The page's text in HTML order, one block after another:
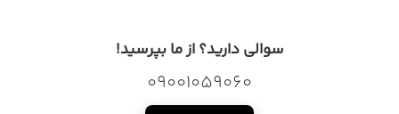
سوالی دارید؟ از ما بپرسید!
09001059060